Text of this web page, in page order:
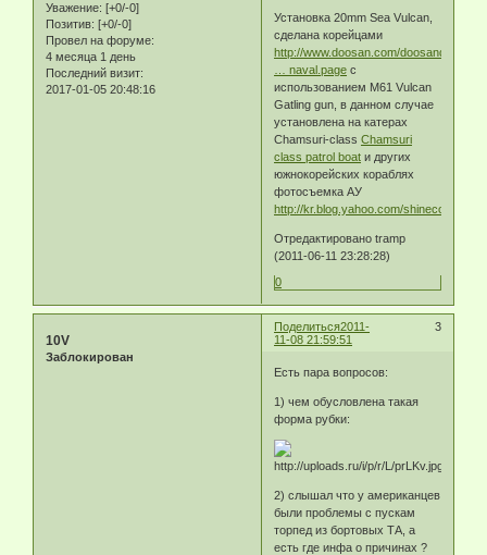
Уважение: [+0/-0]
Позитив: [+0/-0]
Провел на форуме:
4 месяца 1 день
Последний визит:
2017-01-05 20:48:16
Установка 20mm Sea Vulcan,
сделана корейцами
http://www.doosan.com/doosandst/en/
… naval.page с
использованием M61 Vulcan
Gatling gun, в данном случае
установлена на катерах
Chamsuri-classChamsuri
class patrol boat и других
южнокорейских кораблях
фотосъемка АУ
http://kr.blog.yahoo.com/
Отредактировано tramp
(2011-06-11 23:28:28)
0
Поделиться 3
2011-
11-08 21:59:51
10V
Заблокирован
Есть пара вопросов:
1) чем обусловлена такая
форма рубки:
2) слышал что у американцев
были проблемы с пускам
торпед из бортовых ТА, а
есть где инфа о причинах ?